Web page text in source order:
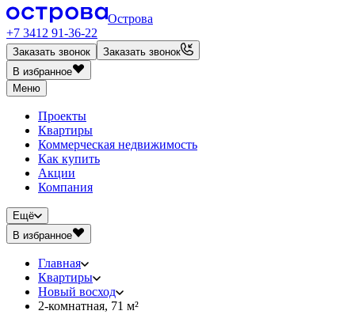
Острова
+7 3412 91-36-22
Заказать звонок
Заказать звонок
В избранное
Меню
Проекты
Квартиры
Коммерческая недвижимость
Как купить
Акции
Компания
Ещё
В избранное
Главная
Квартиры
Новый восход
2-комнатная, 71 м²